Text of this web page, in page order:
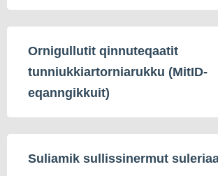
Ornigullutit qinnuteqaatit
tunniukkiartorniarukku (MitID-
eqanngikkuit)
Suliamik sullissinermut